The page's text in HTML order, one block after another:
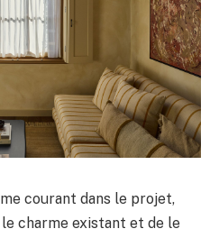
courant dans le projet,
charme existant et de le